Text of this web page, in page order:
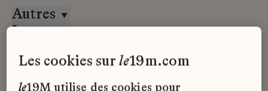
Autres
Lesage
les cookies surle19m.com
le19M utilise des cookies pour